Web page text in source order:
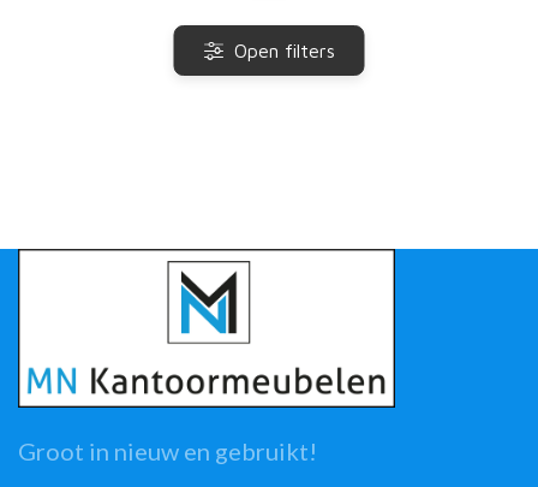
Open filters
Groot in nieuw en gebruikt!